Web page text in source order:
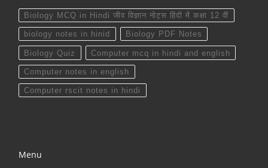
Biology MCQ in Hindi जीव विज्ञान नोट्स हिंदी में कक्षा 12 वीं
biology notes in hinid Biology PDF Notes
Biology Quiz Computer mcq in hindi and english
Computer notes in english
Computer rscit notes in hindi
Menu